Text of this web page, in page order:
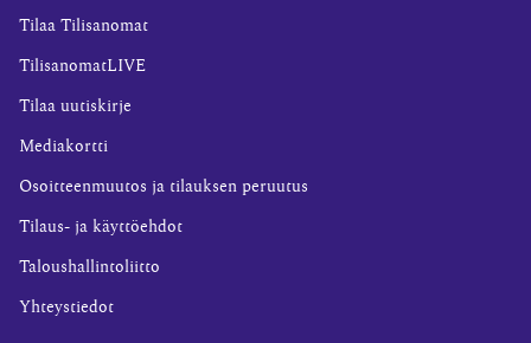
Tilaa Tilisanomat
TilisanomatLIVE
Tilaa uutiskirje
Mediakortti
Osoitteenmuutos ja tilauksen peruutus
Tilaus- ja käyttöehdot
Taloushallintoliitto
Yhteystiedot